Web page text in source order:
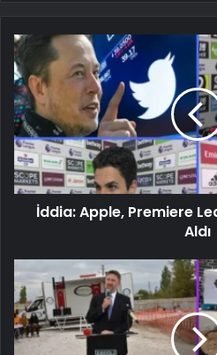
İddia: Apple, Premiere
Aldı